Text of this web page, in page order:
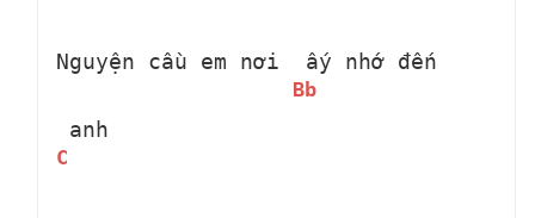
Nguyện cầu em nơi
Bb
ấy nhớ đến
C
anh